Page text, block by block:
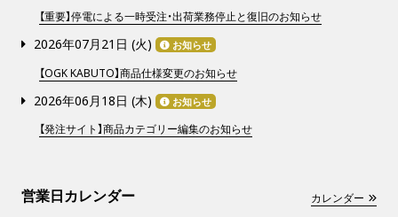
【重要】停電による一時受注・出荷業務停止と復旧のお知らせ
2026年07月21日 (火) お知らせ
【OGK KABUTO】商品仕様変更のお知らせ
2026年06月18日 (木) お知らせ
【発注サイト】商品カテゴリー編集のお知らせ
営業日カレンダー カレンダー